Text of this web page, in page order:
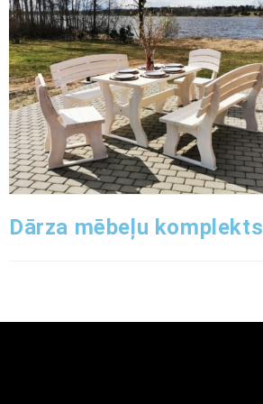
Dārza mēbeļu komplekts